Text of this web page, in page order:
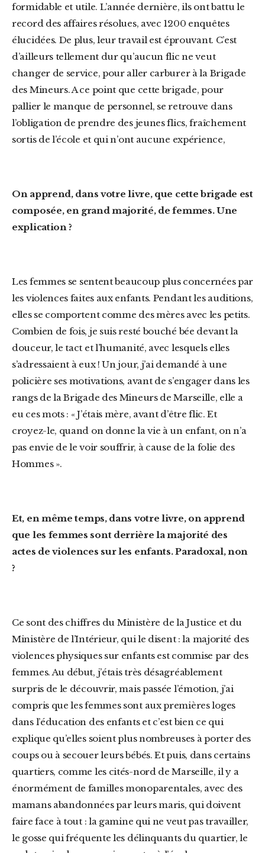
formidable et utile. L’année dernière, ils ont battu le
record des affaires résolues, avec 1200 enquêtes
élucidées. De plus, leur travail est éprouvant. C’est
d’ailleurs tellement dur qu’aucun flic ne veut
changer de service, pour aller carburer à la Brigade
des Mineurs. A ce point que cette brigade, pour
pallier le manque de personnel, se retrouve dans
l’obligation de prendre des jeunes flics, fraîchement
sortis de l’école et qui n’ont aucune expérience,
On apprend, dans votre livre, que cette brigade est
composée, en grand majorité, de femmes. Une
explication ?
Les femmes se sentent beaucoup plus concernées par
les violences faites aux enfants. Pendant les auditions,
elles se comportent comme des mères avec les petits.
Combien de fois, je suis resté bouché bée devant la
douceur, le tact et l’humanité, avec lesquels elles
s’adressaient à eux ! Un jour, j’ai demandé à une
policière ses motivations, avant de s’engager dans les
rangs de la Brigade des Mineurs de Marseille, elle a
eu ces mots : « J’étais mère, avant d’être flic. Et
croyez-le, quand on donne la vie à un enfant, on n’a
pas envie de le voir souffrir, à cause de la folie des
Hommes ».
Et, en même temps, dans votre livre, on apprend
que les femmes sont derrière la majorité des
actes de violences sur les enfants. Paradoxal, non
?
Ce sont des chiffres du Ministère de la Justice et du
Ministère de l’Intérieur, qui le disent : la majorité des
violences physiques sur enfants est commise par des
femmes. Au début, j’étais très désagréablement
surpris de le découvrir, mais passée l’émotion, j’ai
compris que les femmes sont aux premières loges
dans l’éducation des enfants et c’est bien ce qui
explique qu’elles soient plus nombreuses à porter des
coups ou à secouer leurs bébés. Et puis, dans certains
quartiers, comme les cités-nord de Marseille, il y a
énormément de familles monoparentales, avec des
mamans abandonnées par leurs maris, qui doivent
faire face à tout : la gamine qui ne veut pas travailler,
le gosse qui fréquente les délinquants du quartier, le